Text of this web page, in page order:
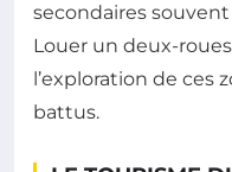
secondaires
Louer un deux-
l’exploration de ces
battus.